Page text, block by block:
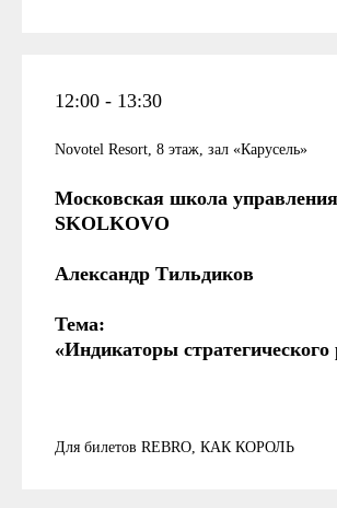
12:00 - 13:30
Novotel Resort, 8 этаж, зал «Карусель»
Московская школа управления
SKOLKOVO
Александр Тильдиков
Тема:
«Индикаторы стратегического
Для билетов REBRO, КАК КОРОЛЬ